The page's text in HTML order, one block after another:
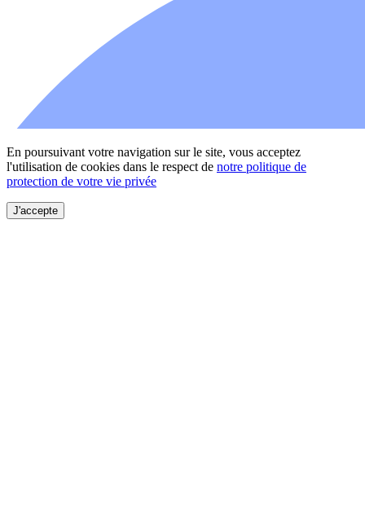
En poursuivant votre navigation sur le site, vous acceptez
l'utilisation de cookies dans le respect de notre politique de
protection de votre vie privée
J'accepte